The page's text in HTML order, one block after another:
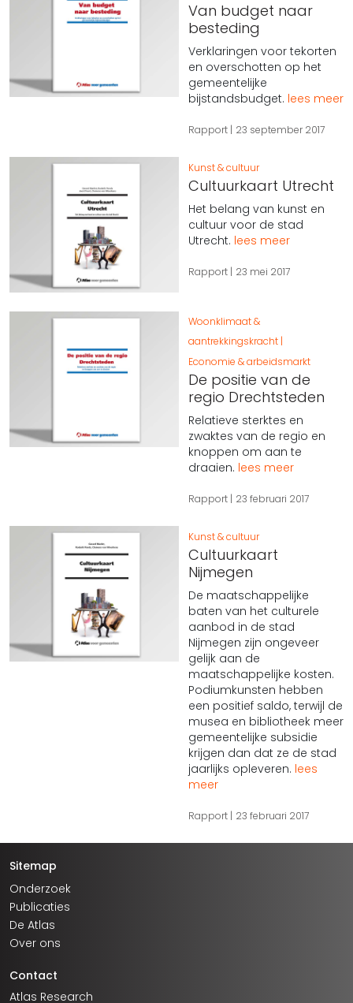
Van budget naar
besteding
Verklaringen voor tekorten
en overschotten op het
gemeentelijke
bijstandsbudget. lees meer
Rapport 23 september 2017
Kunst & cultuur
Cultuurkaart Utrecht
Het belang van kunst en
cultuur voor de stad
Utrecht. lees meer
Rapport 23 mei 2017
Woonklimaat &
aantrekkingskracht
Economie & arbeidsmarkt
De positie van de
regio Drechtsteden
Relatieve sterktes en
zwaktes van de regio en
knoppen om aan te
draaien. lees meer
Rapport 23 februari 2017
Kunst & cultuur
Cultuurkaart
Nijmegen
De maatschappelijke
baten van het culturele
aanbod in de stad
Nijmegen zijn ongeveer
gelijk aan de
maatschappelijke kosten.
Podiumkunsten hebben
een positief saldo, terwijl de
musea en bibliotheek meer
gemeentelijke subsidie
krijgen dan dat ze de stad
jaarlijks opleveren. lees
meer
Rapport 23 februari 2017
Sitemap
Onderzoek
Publicaties
De Atlas
Over ons
Contact
Atlas Research